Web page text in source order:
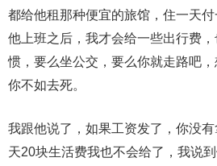
都给他租那种便宜的旅馆，住一天
他上班之后，我才会给一些出行费
惯，要么坐公交，要么你就走路吧，
你不如去死。
我跟他说了，如果工资发了，你没
天20块生活费我也不会给了，我说